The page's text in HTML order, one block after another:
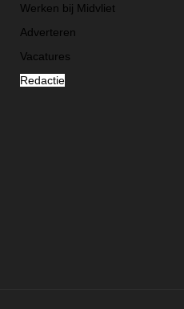
Werken bij Midvliet
Adverteren
Vacatures
Redactie